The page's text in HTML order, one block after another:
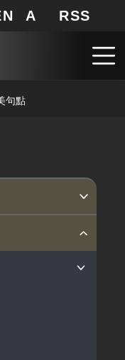
地圖A 局長信箱
RSS
句點